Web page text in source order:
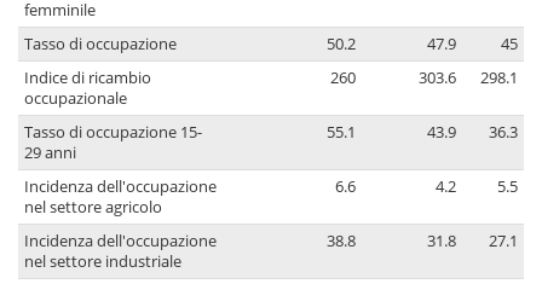
femminile
Tasso di occupazione 50.2 47.9
45
Indice di ricambio
occupazionale
260 303.6 298.1
Tasso di occupazione 15-
29 anni
55.1 43.9 36.3
Incidenza dell'occupazione
nel settore agricolo
6.6 4.2 5.5
Incidenza dell'occupazione
nel settore industriale
38.8 31.8 27.1